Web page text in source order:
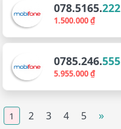
078.5165.222
1.500.000 ₫
0785.246.555
5.955.000 ₫
1 2 3 4 5 »